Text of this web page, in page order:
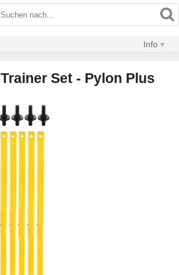
Info
Set - Pylon Plus